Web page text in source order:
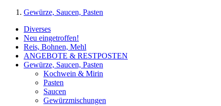
Gewürze, Saucen, Pasten
Diverses
Neu eingetroffen!
Reis, Bohnen, Mehl
ANGEBOTE & RESTPOSTEN
Gewürze, Saucen, Pasten
Kochwein & Mirin
Pasten
Saucen
Gewürzmischungen